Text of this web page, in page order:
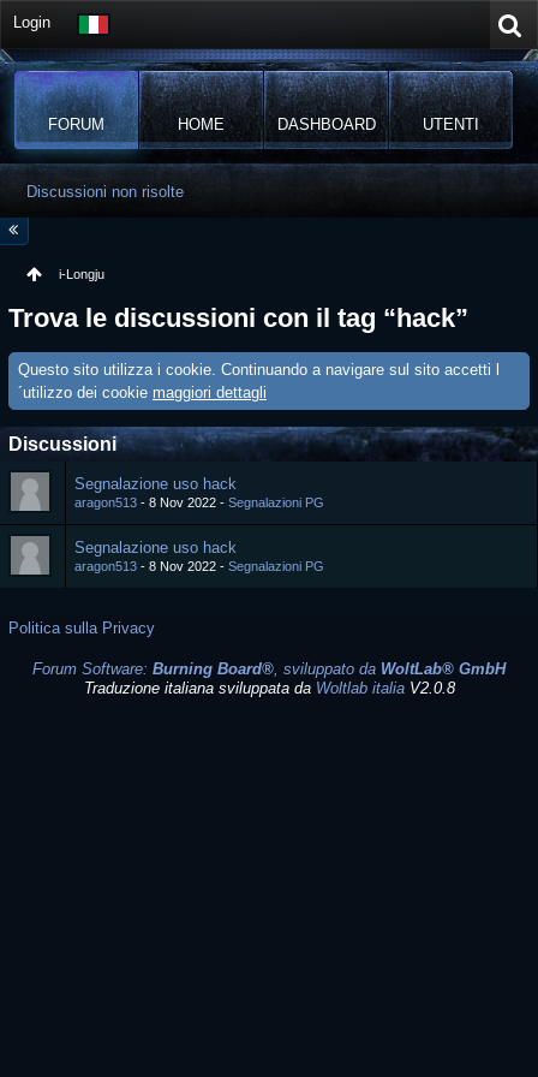
Login
FORUM HOME DASHBOARD UTENTI
Discussioni non risolte
i-Longju
Trova le discussioni con il tag “hack”
Questo sito utilizza i cookie. Continuando a navigare sul sito accetti l
´utilizzo dei cookie maggiori dettagli
Discussioni
Segnalazione uso hack
aragon513 8 Nov 2022 Segnalazioni PG
Segnalazione uso hack
aragon513 8 Nov 2022 Segnalazioni PG
Politica sulla Privacy
Forum Software: Burning Board®, sviluppato da WoltLab® GmbH
Traduzione italiana sviluppata da Woltlab italiaV2.0.8